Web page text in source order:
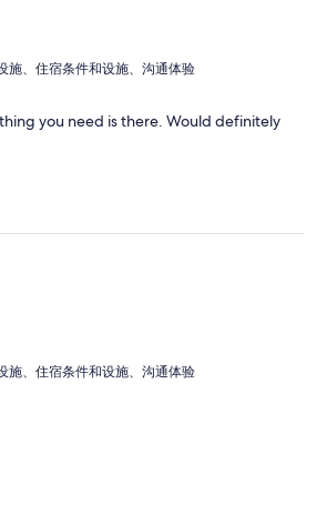
施、住宿条件和设施、沟通体验
you need is there. Would definitely
施、住宿条件和设施、沟通体验